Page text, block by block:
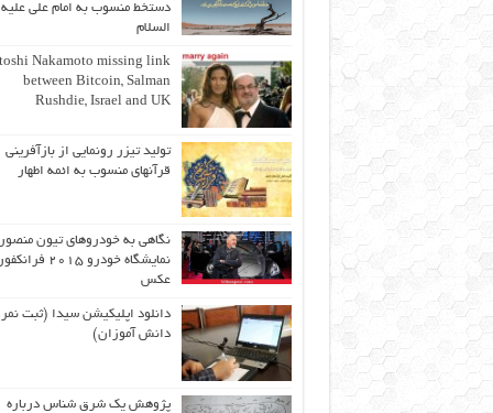
دستخط منسوب به امام علی علیه
السلام
Nakamoto missing link
between Bitcoin, Salman
Rushdie, Israel and UK
تولید تیزر رونمایی از بازآفرینی
قرآنهای منسوب به ائمه اطهار
نگاهی به خودروهای تیون
نمایشگاه خودرو
عکس
دانلود اپلیکیشن سیدا (ثبت
دانش آموزان)
پژوهش یک شرق شناس درباره